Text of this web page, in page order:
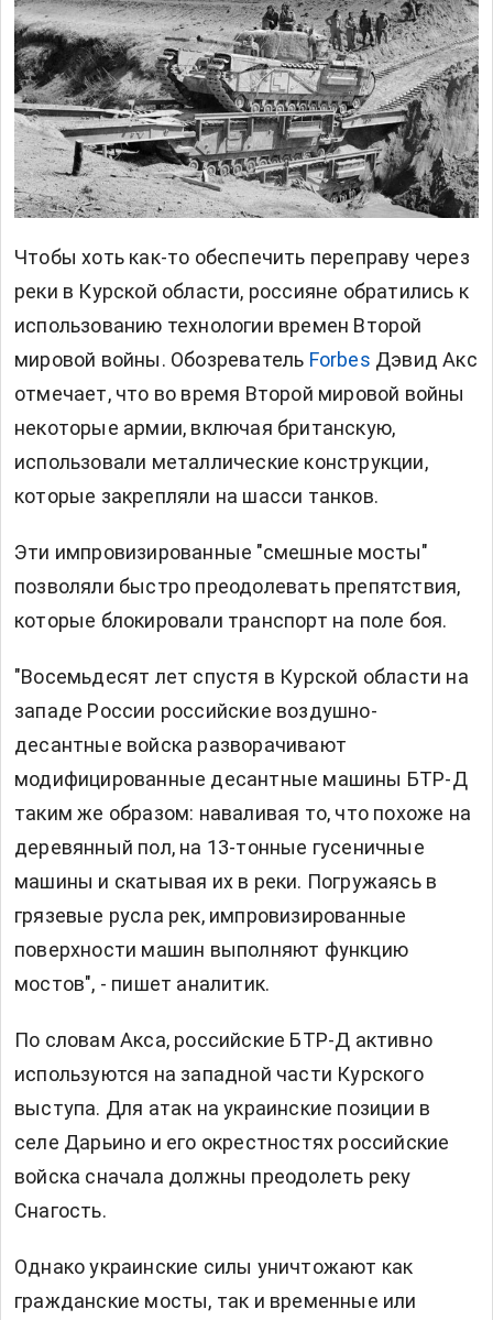
Чтобы хоть как-то обеспечить переправу через
реки в Курской области, россияне обратились к
использованию технологии времен Второй
мировой войны. Обозреватель Forbes Дэвид Акс
отмечает, что во время Второй мировой войны
некоторые армии, включая британскую,
использовали металлические конструкции,
которые закрепляли на шасси танков.
Эти импровизированные "смешные мосты"
позволяли быстро преодолевать препятствия,
которые блокировали транспорт на поле боя.
"Восемьдесят лет спустя в Курской области на
западе России российские воздушно-
десантные войска разворачивают
модифицированные десантные машины БТР-Д
таким же образом: наваливая то, что похоже на
деревянный пол, на 13-тонные гусеничные
машины и скатывая их в реки. Погружаясь в
грязевые русла рек, импровизированные
поверхности машин выполняют функцию
мостов", - пишет аналитик.
По словам Акса, российские БТР-Д активно
используются на западной части Курского
выступа. Для атак на украинские позиции в
селе Дарьино и его окрестностях российские
войска сначала должны преодолеть реку
Снагость.
Однако украинские силы уничтожают как
гражданские мосты, так и временные или